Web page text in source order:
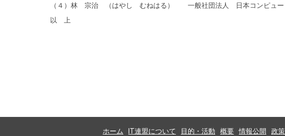
（４）林 宗治 （はやし むねはる） 一般社団法人 日本コンピュー
以 上
ホーム IT連盟について 目的・活動 概要 情報公開 政